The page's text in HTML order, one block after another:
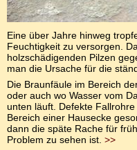
Eine über Jahre hinweg
Feuchtigkeit zu versorgen.
holzschädigenden Pilzen
man die Ursache für die
Die Braunfäule im Bereich
oder auch wo Wasser vom
unten läuft. Defekte
Bereich einer Hausecke
dann die späte Rache für
Problem zu sehen ist. >>